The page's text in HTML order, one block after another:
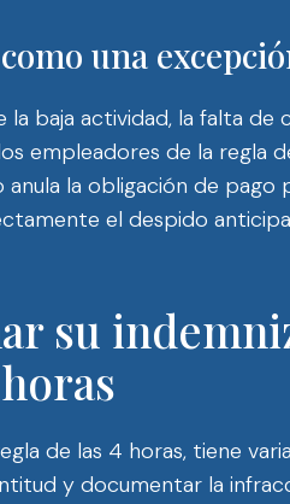
una
baja actividad, la falta
empleadores de la regla
la obligación de
el despido
su
de las 4 horas, tiene
y documentar la